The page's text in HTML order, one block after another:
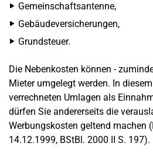
Gemeinschaftsantenne,
Gebäudeversicherungen,
Grundsteuer.
Die Nebenkosten können -
Mieter umgelegt werden. In
verrechneten Umlagen als
dürfen Sie andererseits die
Werbungskosten geltend machen
14.12.1999, BStBl. 2000 II S. 197).